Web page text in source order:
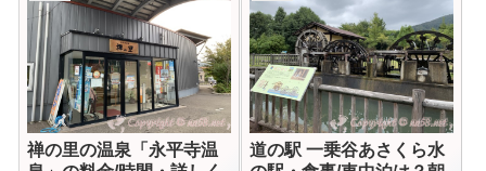
禅の里の温泉「永平寺温
道の駅 一乗谷あさくら水